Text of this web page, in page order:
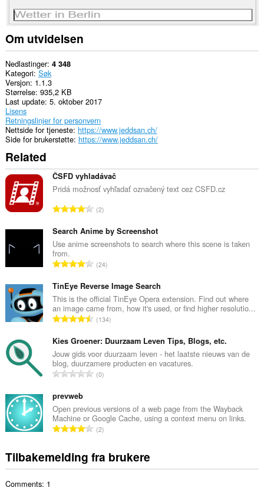
Om utvidelsen
Nedlastinger 4 348
Kategori Søk
Versjon 1.1.3
Størrelse 935,2 KB
Last update 5. oktober 2017
Lisens
Retningslinjer for personvern
Nettside for tjeneste https://www.jeddsan.ch/
Side for brukerstøtte https://www.jeddsan.ch/
Related
ČSFD vyhladávač
Pridá možnosť vyhľadať označený text cez CSFD.cz
T
t
a
t
n
t
a
l
v
u
r
r
i
n
e
r
2
Search Anime by Screenshot
Use anime screenshots to search where this scene is taken
from.
T
t
a
l
t
n
t
a
v
u
r
e
r
24
TinEye Reverse Image Search
This is the official TinEye Opera extension. Find out where
an image came from, how it's used, or find higher resolutio...
T
t
a
l
t
t
a
v
u
134
Kies Groener: Duurzaam Leven Tips, Blogs, etc.
Jouw gids voor duurzaam leven - het laatste nieuws van de
blog, duurzamere producten en vacatures.
T
a
l
t
n
t
0
prevweb
Open previous versions of a web page from the Wayback
Machine or Google Cache, using a context menu on links.
T
t
a
2
Tilbakemelding fra brukere
Comments: 1